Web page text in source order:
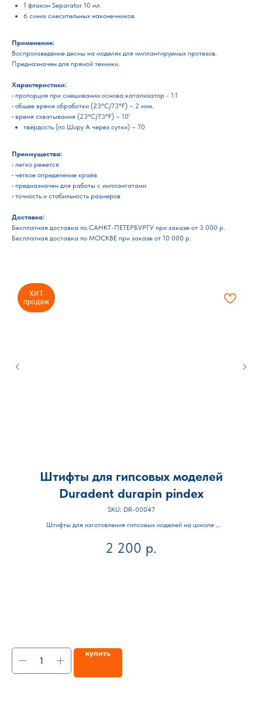
1 флакон Separator 10 мл
6 синих смесительных наконечников
Применение:
Воспроизведение десны на моделях для имплантируемых протезов.
Предназначен для прямой техники.
Характеристики:
• пропорция при смешивании основа:катализатор - 1:1
• общее время обработки (23°C/73°F) – 2 мин.
• время схватывания (23°C/73°F) – 10’
твёрдость (по Шору А через сутки) – 70
Преимущества:
• легко режется
• четкое определение краёв
• предназначен для работы с имплантатами
• точность и стабильность размеров
Доставка:
Бесплатная доставка по САНКТ-ПЕТЕРБУРГУ при заказе от 3 000 р.
Бесплатная доставка по МОСКВЕ при заказе от 10 000 р.
ХИТ
продаж
Штифты для гипсовых моделей
Duradent durapin pindex
SKU: DR-00047
Штифты для изготовления гипсовых моделей на цоколе
Количество в упаковке 1000 шт
2 200 р.
купить